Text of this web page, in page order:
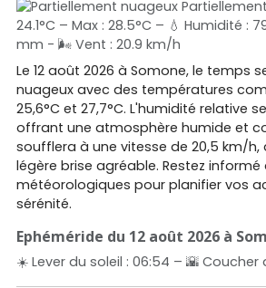
24.1°C – Max : 28.5°C – 💧 Humidité :
mm - 🌬️ Vent : 20.9 km/h
Le 12 août 2026 à Somone, le temps
nuageux avec des températures
25,6°C et 27,7°C. L'humidité relative
offrant une atmosphère humide et
soufflera à une vitesse de 20,5 km/
légère brise agréable. Restez
météorologiques pour planifier vos
sérénité.
Ephéméride du 12 août 2026 à
☀️ Lever du soleil : 06:54 – 🌇 Coucher